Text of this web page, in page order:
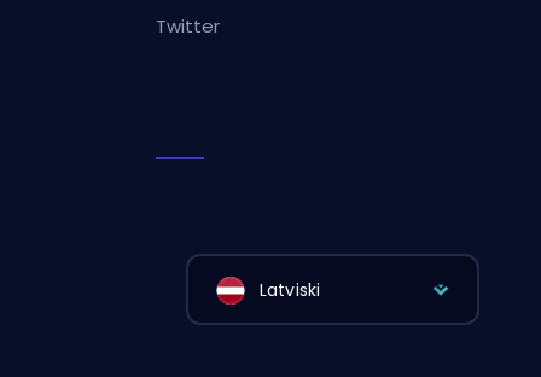
Twitter
Latviski